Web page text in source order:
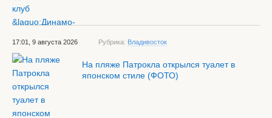
17:01, 9 августа 2026 Рубрика: Владивосток
На пляже Патрокла открылся туалет в
японском стиле (ФОТО)